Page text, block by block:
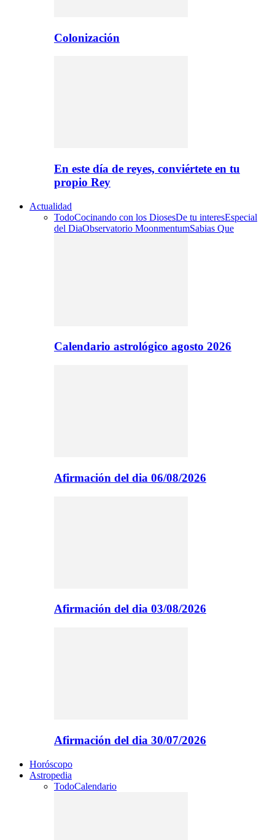
Colonización
En este día de reyes, conviértete en tu
propio Rey
Actualidad
TodoCocinando con los DiosesDe tu interesEspecial
del DiaObservatorio MoonmentumSabias Que
Calendario astrológico agosto 2026
Afirmación del dia 06/08/2026
Afirmación del dia 03/08/2026
Afirmación del dia 30/07/2026
Horóscopo
Astropedia
TodoCalendario